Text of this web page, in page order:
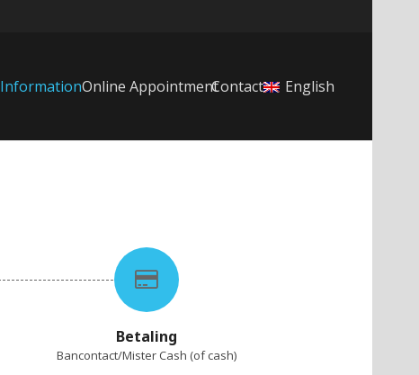
InformationOnline AppointmentContact English
Betaling
Bancontact/Mister Cash (of cash)